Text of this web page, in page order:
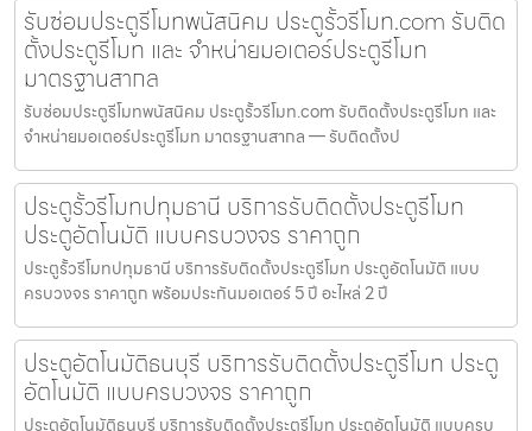
รับซ่อมประตูรีโมทพนัสนิคม ประตูรั้วรีโมท.com รับติด
ตั้งประตูรีโมท และ จำหน่ายมอเตอร์ประตูรีโมท
มาตรฐานสากล
รับซ่อมประตูรีโมทพนัสนิคม ประตูรั้วรีโมท.com รับติดตั้งประตูรีโมท และ
จำหน่ายมอเตอร์ประตูรีโมท มาตรฐานสากล — รับติดตั้งป
ประตูรั้วรีโมทปทุมธานี บริการรับติดตั้งประตูรีโมท
ประตูอัตโนมัติ แบบครบวงจร ราคาถูก
ประตูรั้วรีโมทปทุมธานี บริการรับติดตั้งประตูรีโมท ประตูอัตโนมัติ แบบ
ครบวงจร ราคาถูก พร้อมประกันมอเตอร์ 5 ปี อะไหล่ 2 ปี
ประตูอัตโนมัติธนบุรี บริการรับติดตั้งประตูรีโมท ประตู
อัตโนมัติ แบบครบวงจร ราคาถูก
ประตูอัตโนมัติธนบุรี บริการรับติดตั้งประตูรีโมท ประตูอัตโนมัติ แบบครบ